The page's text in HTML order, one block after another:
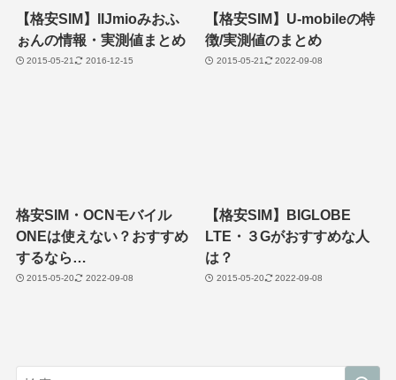
【格安SIM】IIJmioみおふ
ぉんの情報・実測値まとめ
2015-05-21 2016-12-15
【格安SIM】U-mobileの特
徴/実測値のまとめ
2015-05-21 2022-09-08
格安SIM・OCNモバイル
ONEは使えない？おすすめ
するなら…
2015-05-20 2022-09-08
【格安SIM】BIGLOBE
LTE・３Gがおすすめな人
は？
2015-05-20 2022-09-08